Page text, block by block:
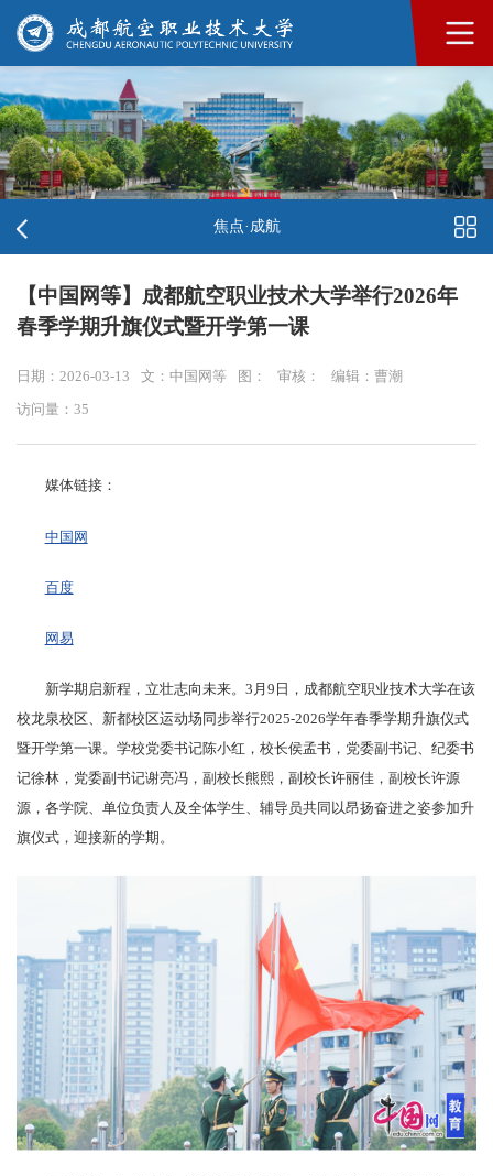
焦点·成航
【中国网等】成都航空职业技术大学举行2026年
春季学期升旗仪式暨开学第一课
日期：2026-03-13 文：中国网等 图： 审核： 编辑：曹潮
访问量： 35
媒体链接：
中国网
百度
网易
新学期启新程，立壮志向未来。3月9日，成都航空职业技术大学在该
校龙泉校区、新都校区运动场同步举行2025-2026学年春季学期升旗仪式
暨开学第一课。学校党委书记陈小红，校长侯孟书，党委副书记、纪委书
记徐林，党委副书记谢亮冯，副校长熊熙，副校长许丽佳，副校长许源
源，各学院、单位负责人及全体学生、辅导员共同以昂扬奋进之姿参加升
旗仪式，迎接新的学期。